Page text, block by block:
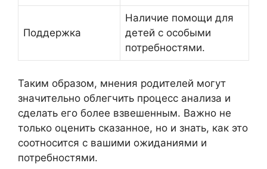
Поддержка
Наличие помощи для
детей с особыми
потребностями.
Таким образом, мнения родителей могут
значительно облегчить процесс анализа и
сделать его более взвешенным. Важно не
только оценить сказанное, но и знать, как это
соотносится с вашими ожиданиями и
потребностями.